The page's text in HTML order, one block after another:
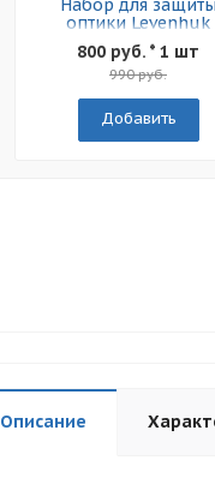
Набор для защиты
оптики Levenhuk
«Антитуман»
800 руб. * 1 шт
990 руб.
Добавить
Описание